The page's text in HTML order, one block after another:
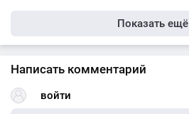
Показать ещё
Написать комментарий
войти